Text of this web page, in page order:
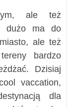
ale też
dużo ma do
ale też
bardzo
Dzisiaj
vaccation,
dla